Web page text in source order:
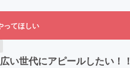
ってほしい
い世代にアピールしたい！！